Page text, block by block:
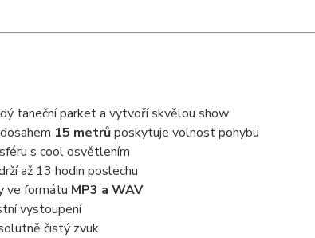
taneční parket a vytvoří skvělou show
15 metrůposkytuje volnost pohybu
s cool osvětlením
až 13 hodin poslechu
ve formátu MP3 a WAV
vystoupení
čistý zvuk